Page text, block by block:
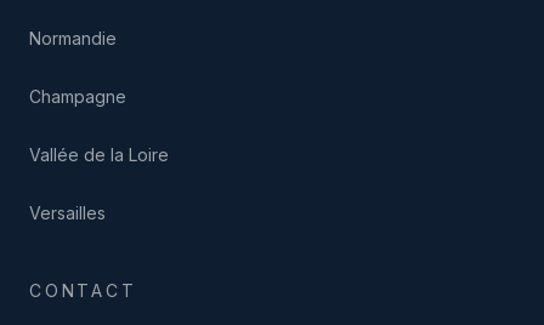
Normandie
Champagne
Vallée de la Loire
Versailles
CONTACT